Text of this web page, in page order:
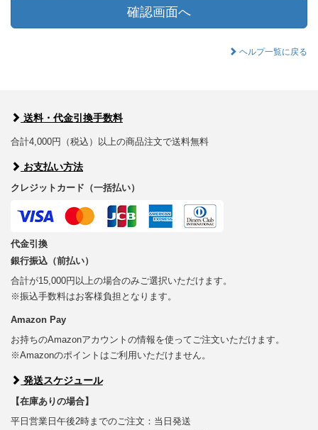
確認画面へ
ヘルプ一覧に戻る
送料・代金引換手数料
合計4,000円（税込）以上の商品注文で送料無料
お支払い方法
クレジットカード（一括払い）
代金引換
銀行振込（前払い）
合計が15,000円以上の場合のみご選択いただけます。
※振込手数料はお客様負担となります。
Amazon Pay
お持ちのAmazonアカウントの情報を使ってご注文いただけます。
※Amazonのポイントはご利用いただけません。
発送スケジュール
【在庫ありの場合】
平日営業日午後2時までのご注文：当日発送